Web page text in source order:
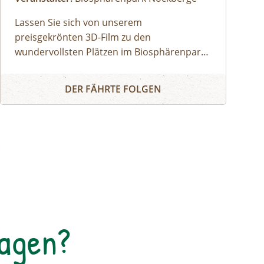
Lassen Sie sich von unserem
preisgekrönten 3D-Film zu den
wundervollsten Plätzen im Biosphärenpark
Staunen Sie über die atemberaubende
Tierwelt und erfahren Sie mehr über die
3D - Filmerlebnis - grüne Inseln im Strom der Zeit (Bad
DER FÄHRTE FOLGEN